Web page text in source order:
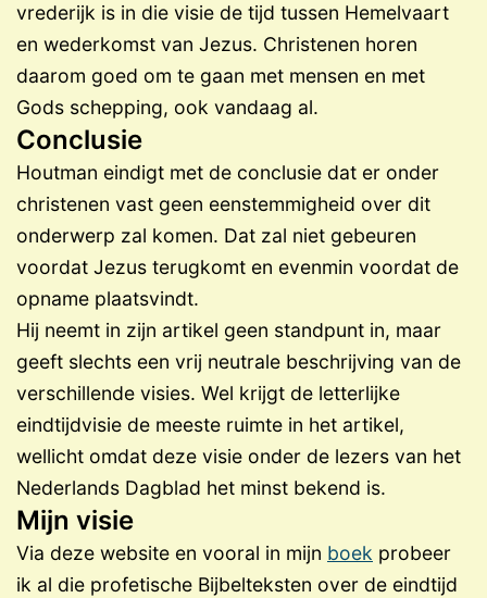
vrederijk is in die visie de tijd tussen Hemelvaart
en wederkomst van Jezus. Christenen horen
daarom goed om te gaan met mensen en met
Gods schepping, ook vandaag al.
Conclusie
Houtman eindigt met de conclusie dat er onder
christenen vast geen eenstemmigheid over dit
onderwerp zal komen. Dat zal niet gebeuren
voordat Jezus terugkomt en evenmin voordat de
opname plaatsvindt.
Hij neemt in zijn artikel geen standpunt in, maar
geeft slechts een vrij neutrale beschrijving van de
verschillende visies. Wel krijgt de letterlijke
eindtijdvisie de meeste ruimte in het artikel,
wellicht omdat deze visie onder de lezers van het
Nederlands Dagblad het minst bekend is.
Mijn visie
Via deze website en vooral in mijn boek probeer
ik al die profetische Bijbelteksten over de eindtijd